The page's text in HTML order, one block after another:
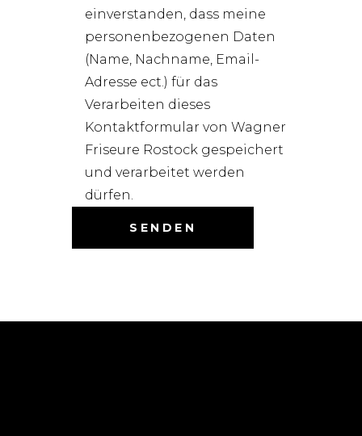
einverstanden, dass meine
personenbezogenen Daten
(Name, Nachname, Email-
Adresse ect.) für das
Verarbeiten dieses
Kontaktformular von Wagner
Friseure Rostock gespeichert
und verarbeitet werden
dürfen.